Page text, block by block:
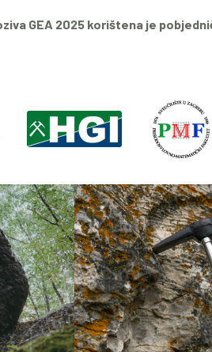
GEA 2025 korištena je